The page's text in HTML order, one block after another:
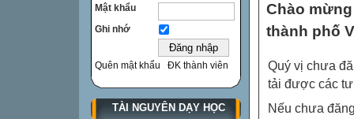
Mật khẩu
Ghi nhớ
Quên mật khẩu ĐK thành viên
TÀI NGUYÊN DẠY HỌC
Chào
thành phố
Quý vị chưa
tải được các
Nếu chưa